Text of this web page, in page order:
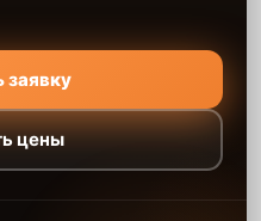
заявку
цены